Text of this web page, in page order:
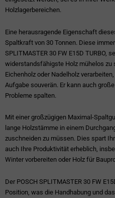
Holzlagerbereichen.
Eine herausragende Eigenschaft
Spaltkraft von 30 Tonnen. Diese
SPLITMASTER 30 FW E15D TURBO,
widerstandsfähigste Holz mühelos zu
Eichenholz oder Nadelholz
Aufgabe souverän. Er kann auch
Probleme spalten.
Mit einer großzügigen Maximal-
lange Holzstämme in einem
zuschneiden zu müssen. Dies spart
auch Ihre Produktivität erheblich,
Winter vorbereiten oder Holz für
Der POSCH SPLITMASTER 30 FW
Position, was die Handhabung und